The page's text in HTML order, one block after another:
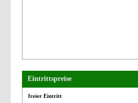
Eintrittspreise
freier Eintritt